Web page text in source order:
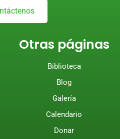
Otras páginas
Biblioteca
Blog
Galería
Calendario
Donar